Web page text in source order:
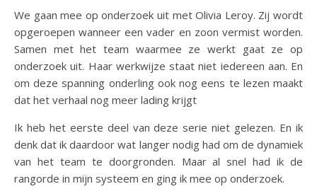
We gaan mee op onderzoek uit met Olivia Leroy. Zij wordt
opgeroepen wanneer een vader en zoon vermist worden.
Samen met het team waarmee ze werkt gaat ze op
onderzoek uit. Haar werkwijze staat niet iedereen aan. En
om deze spanning onderling ook nog eens te lezen maakt
dat het verhaal nog meer lading krijgt
Ik heb het eerste deel van deze serie niet gelezen. En ik
denk dat ik daardoor wat langer nodig had om de dynamiek
van het team te doorgronden. Maar al snel had ik de
rangorde in mijn systeem en ging ik mee op onderzoek.